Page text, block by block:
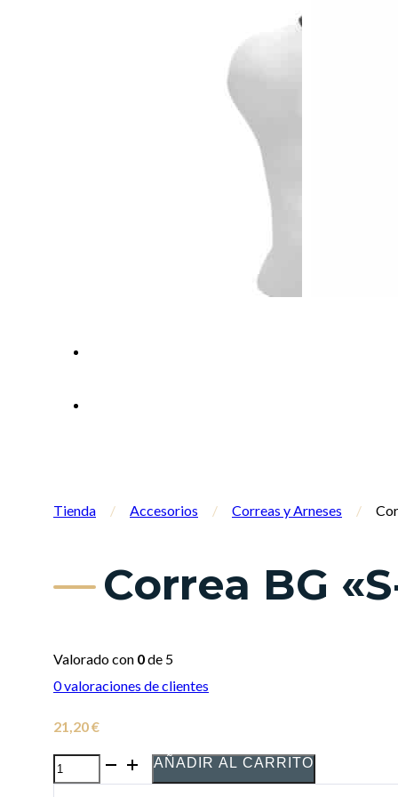
Tienda / Accesorios / Correas y Arneses /
Correa BG
Valorado con 0de 5
0valoraciones de clientes
21,20€
Correa
AÑADIR AL CARRITO